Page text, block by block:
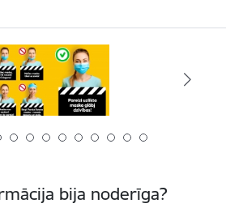
bija noderīga?